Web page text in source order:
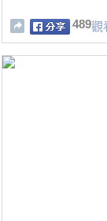
489觀